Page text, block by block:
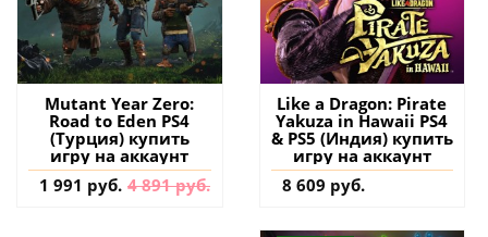
Mutant Year Zero:
Road to Eden PS4
(Турция) купить
игру на аккаунт
1 991 руб. 4 891 руб.
Like a Dragon: Pirate
Yakuza in Hawaii PS4
& PS5 (Индия) купить
игру на аккаунт
8 609 руб.